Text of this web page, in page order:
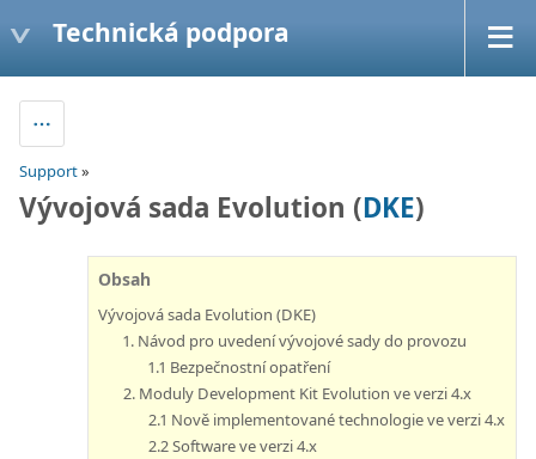
Technická podpora
Support»
Vývojová sada Evolution (DKE)
Obsah
Vývojová sada Evolution (DKE)
1. Návod pro uvedení vývojové sady do provozu
1.1 Bezpečnostní opatření
2. Moduly Development Kit Evolution ve verzi 4.x
2.1 Nově implementované technologie ve verzi 4.x
2.2 Software ve verzi 4.x